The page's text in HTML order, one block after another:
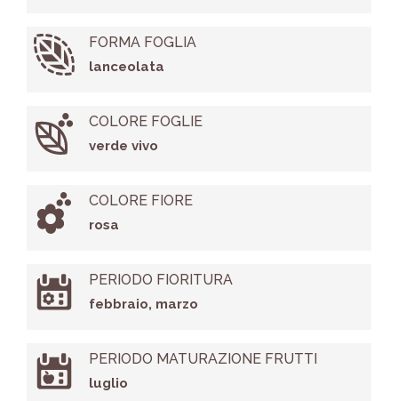
FORMA FOGLIA
lanceolata
COLORE FOGLIE
verde vivo
COLORE FIORE
rosa
PERIODO FIORITURA
febbraio, marzo
PERIODO MATURAZIONE FRUTTI
luglio